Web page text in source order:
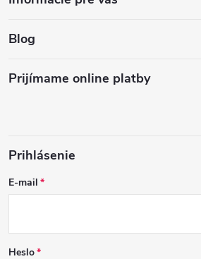
Blog
Prijímame online platby
Prihlásenie
E-mail
Heslo